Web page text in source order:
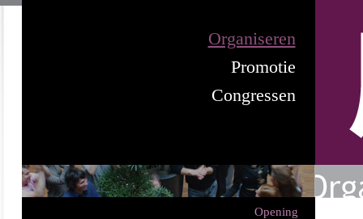
Organiseren
Promotie
Congressen
Opening